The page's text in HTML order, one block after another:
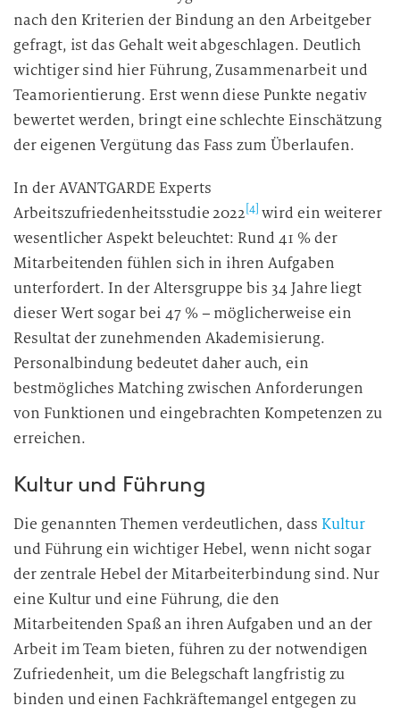
nach den Kriterien der Bindung an den Arbeitgeber
gefragt, ist das Gehalt weit abgeschlagen. Deutlich
wichtiger sind hier Führung, Zusammenarbeit und
Teamorientierung. Erst wenn diese Punkte negativ
bewertet werden, bringt eine schlechte Einschätzung
der eigenen Vergütung das Fass zum Überlaufen.
In der AVANTGARDE Experts
Arbeitszufriedenheitsstudie 2022 [4] wird ein weiterer
wesentlicher Aspekt beleuchtet: Rund 41 % der
Mitarbeitenden fühlen sich in ihren Aufgaben
unterfordert. In der Altersgruppe bis 34 Jahre liegt
dieser Wert sogar bei 47 % – möglicherweise ein
Resultat der zunehmenden Akademisierung.
Personalbindung bedeutet daher auch, ein
bestmögliches Matching zwischen Anforderungen
von Funktionen und eingebrachten Kompetenzen zu
erreichen.
Kultur und Führung
Die genannten Themen verdeutlichen, dass Kultur
und Führung ein wichtiger Hebel, wenn nicht sogar
der zentrale Hebel der Mitarbeiterbindung sind. Nur
eine Kultur und eine Führung, die den
Mitarbeitenden Spaß an ihren Aufgaben und an der
Arbeit im Team bieten, führen zu der notwendigen
Zufriedenheit, um die Belegschaft langfristig zu
binden und einen Fachkräftemangel entgegen zu